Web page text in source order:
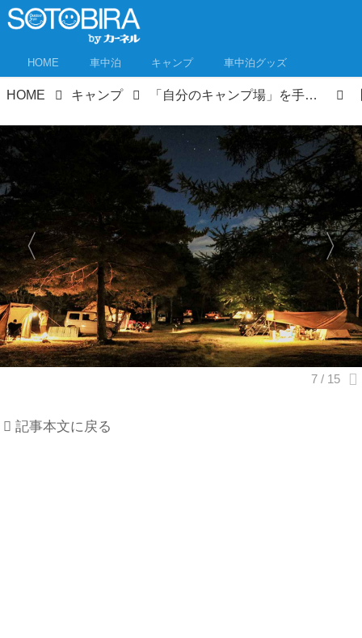
HOME 車中泊 キャンプ 車中泊グッズ
HOME キャンプ 「自分のキャンプ場」を手に入れた人に聞いてみた！開業までの道のりとキャンプ場のつくり方
記事本文に戻る